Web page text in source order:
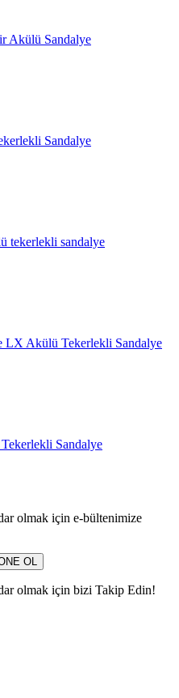
Akülü Sandalye
Sandalye
tekerlekli sandalye
LX Akülü Tekerlekli Sandalye
Sandalye
olmak için e-bültenimize
OL
olmak için bizi Takip Edin!